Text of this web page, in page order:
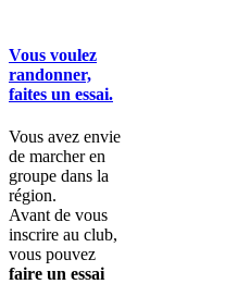
Vous voulez
randonner,
faites un essai.
Vous avez envie
de marcher en
groupe dans la
région.
Avant de vous
inscrire au club,
vous pouvez
faire un essai